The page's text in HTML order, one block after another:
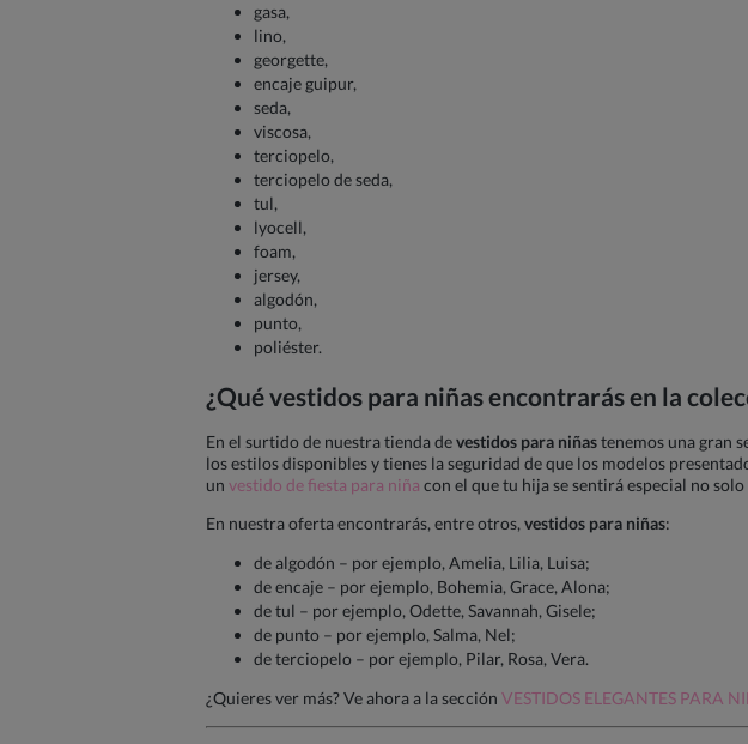
gasa,
lino,
georgette,
encaje guipur,
seda,
viscosa,
terciopelo,
terciopelo de seda,
tul,
lyocell,
foam,
jersey,
algodón,
punto,
poliéster.
¿Quévestidos para niñasencontrarás en la
En el surtido de nuestra tienda devestidos para niñastenemos una gran
los estilos disponibles y tienes la seguridad de que los modelos
un vestido de fiesta para niña con el que tu hija se sentirá especial no
En nuestra oferta encontrarás, entre otros, vestidos para niñas:
de algodón – por ejemplo, Amelia, Lilia, Luisa;
de encaje – por ejemplo, Bohemia, Grace, Alona;
de tul – por ejemplo, Odette, Savannah, Gisele;
de punto – por ejemplo, Salma, Nel;
de terciopelo – por ejemplo, Pilar, Rosa, Vera.
¿Quieres ver más? Ve ahora a la sección VESTIDOS ELEGANTES PARA